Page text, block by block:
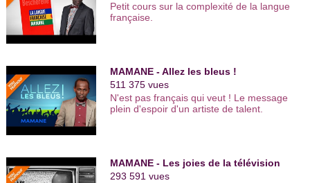
Tous les sujets permettant de dénoncer les injustices plaisent
à Mamane. Il peut ainsi s’exprimer sur le ton engagé qui lui est
propre. Sans être moralisateur, Mamane sait
Petit cours sur la complexité de la langue
française.
MAMANE - Allez les bleus !
511 375 vues
N'est pas français qui veut ! Le message
plein d'espoir d'un artiste de talent.
MAMANE - Les joies de la télévision
293 591 vues